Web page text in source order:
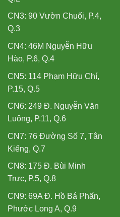
CN3: 90 Vườn Chuối, P.4,
Q.3
CN4: 46M Nguyễn Hữu
Hào, P.6, Q.4
CN5: 114 Phạm Hữu Chí,
P.15, Q.5
CN6: 249 Đ. Nguyễn Văn
Luông, P.11, Q.6
CN7: 76 Đường Số 7, Tân
Kiểng, Q.7
CN8: 175 Đ. Bùi Minh
Trực, P.5, Q.8
CN9: 69A Đ. Hồ Bá Phấn,
Phước Long A, Q.9